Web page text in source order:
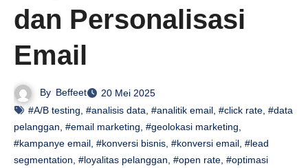
dan Personalisasi
Email
By Beffeet
20 Mei 2025
#A/B testing #analisis data #analitik email #click rate #data
pelanggan #email marketing #geolokasi marketing
#kampanye email #konversi bisnis #konversi email #lead
segmentation #loyalitas pelanggan #open rate #optimasi